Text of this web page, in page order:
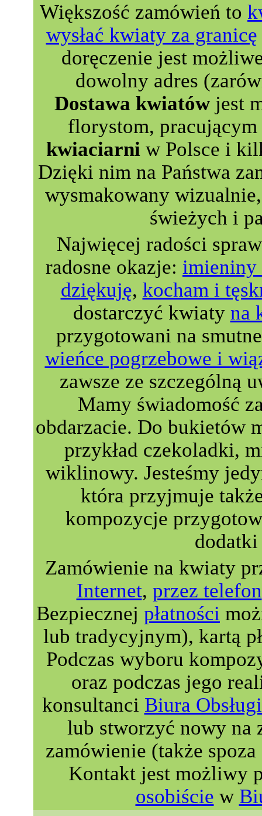
Większość zamówień to
wysłać kwiaty za granicę
doręczenie jest
dowolny adres
Dostawa kwiatów jest
florystom,
kwiaciarni w Polsce i
Dzięki nim na Państwa
wysmakowany
świeżych i
Najwięcej radości
radosne okazje: imieniny
dziękuję, kocham i
dostarczyć kwiaty na
przygotowani na
wieńce pogrzebowe i
zawsze ze szczególną
Mamy świadomość
obdarzacie. Do bukietów
przykład czekoladki,
wiklinowy. Jesteśmy
która przyjmuje
kompozycje
Zamówienie na kwiaty
Internet, przez telefon
Bezpiecznej płatności
lub tradycyjnym), kartą
Podczas wyboru
oraz podczas jego
konsultanci Biura
lub stworzyć nowy na
zamówienie (także
Kontakt jest możliwy
osobiście w